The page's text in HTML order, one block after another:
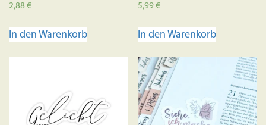
2,88€
In den Warenkorb
5,99€
In den Warenkorb